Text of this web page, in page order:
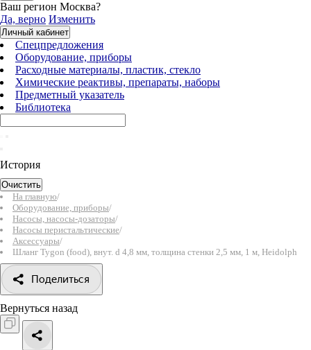
Ваш регион Москва?
Да, верно Изменить
Личный кабинет
Спецпредложения
Оборудование, приборы
Расходные материалы, пластик, стекло
Химические реактивы, препараты, наборы
Предметный указатель
Библиотека
История
Очистить
На главную/
Оборудование, приборы/
Насосы, насосы-дозаторы/
Насосы перистальтические/
Аксессуары/
Шланг Tygon (food), внут. d 4,8 мм, толщина стенки 2,5 мм, 1 м, Heidolph
Поделиться
Вернуться назад